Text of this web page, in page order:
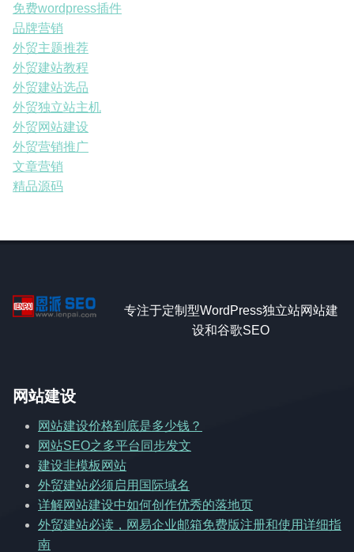
免费wordpress插件
品牌营销
外贸主题推荐
外贸建站教程
外贸建站选品
外贸独立站主机
外贸网站建设
外贸营销推广
文章营销
精品源码
专注于定制型WordPress独立站网站建
设和谷歌SEO
网站建设
网站建设价格到底是多少钱？
网站SEO之多平台同步发文
建设非模板网站
外贸建站必须启用国际域名
详解网站建设中如何创作优秀的落地页
外贸建站必读，网易企业邮箱免费版注册和使用详细指
南